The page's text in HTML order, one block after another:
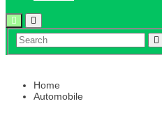
News
Home
Automobile